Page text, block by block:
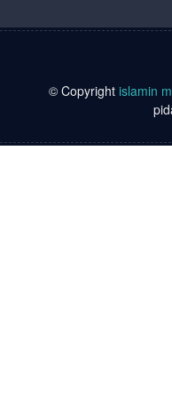
© Copyright islamin